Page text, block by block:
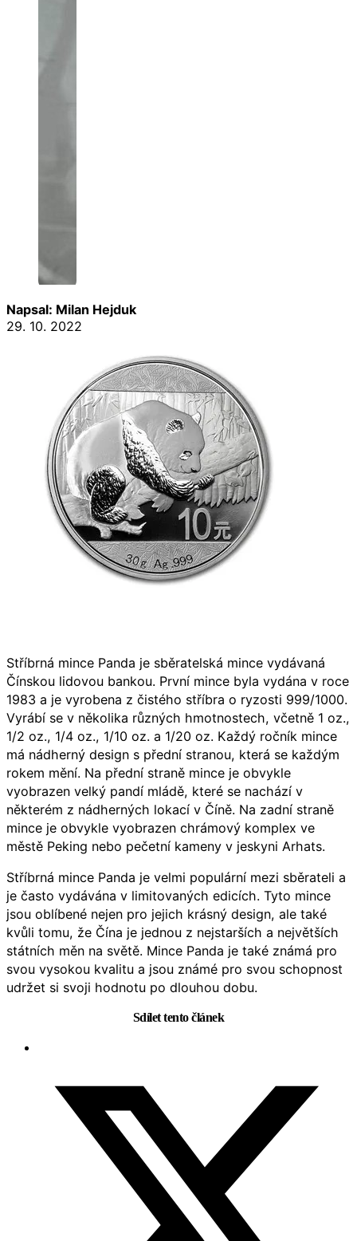
Napsal: Milan Hejduk
29. 10. 2022
Stříbrná mince Panda je sběratelská mince vydávaná
Čínskou lidovou bankou. První mince byla vydána v roce
1983 a je vyrobena z čistého stříbra o ryzosti 999/1000.
Vyrábí se v několika různých hmotnostech, včetně 1 oz.,
1/2 oz., 1/4 oz., 1/10 oz. a 1/20 oz. Každý ročník mince
má nádherný design s přední stranou, která se každým
rokem mění. Na přední straně mince je obvykle
vyobrazen velký pandí mládě, které se nachází v
některém z nádherných lokací v Číně. Na zadní straně
mince je obvykle vyobrazen chrámový komplex ve
městě Peking nebo pečetní kameny v jeskyni Arhats.
Stříbrná mince Panda je velmi populární mezi sběrateli a
je často vydávána v limitovaných edicích. Tyto mince
jsou oblíbené nejen pro jejich krásný design, ale také
kvůli tomu, že Čína je jednou z nejstarších a největších
státních měn na světě. Mince Panda je také známá pro
svou vysokou kvalitu a jsou známé pro svou schopnost
udržet si svoji hodnotu po dlouhou dobu.
Sdílet tento článek